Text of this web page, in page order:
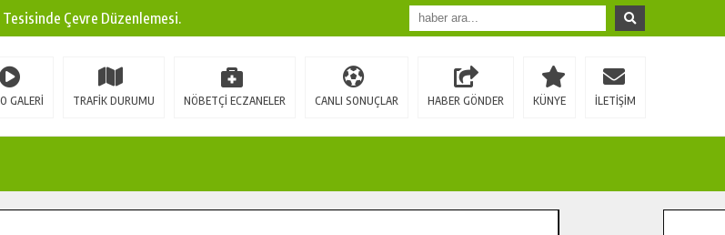
Tesisinde Çevre Düzenlemesi.
Yatırımı.
Türk Tarımına Katkı Sağlayacak.
GALERİ TRAFİK DURUMU NÖBETÇİ ECZANELER CANLI SONUÇLAR HABER GÖNDER KÜNYE İLETİŞİM